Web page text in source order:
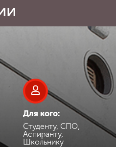
Для кого:
Студенту, СПО,
Аспиранту,
Школьнику